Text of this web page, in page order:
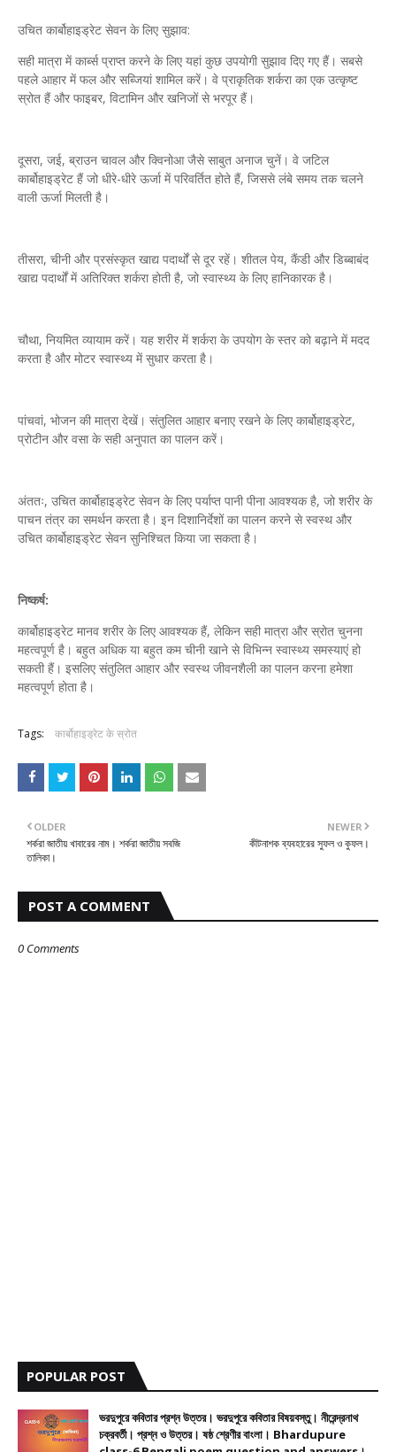
उचित कार्बोहाइड्रेट सेवन के लिए सुझाव:
सही मात्रा में कार्ब्स प्राप्त करने के लिए यहां कुछ उपयोगी सुझाव दिए गए हैं। सबसे
पहले आहार में फल और सब्जियां शामिल करें। वे प्राकृतिक शर्करा का एक उत्कृष्ट
स्रोत हैं और फाइबर, विटामिन और खनिजों से भरपूर हैं।
दूसरा, जई, ब्राउन चावल और क्विनोआ जैसे साबुत अनाज चुनें। वे जटिल
कार्बोहाइड्रेट हैं जो धीरे-धीरे ऊर्जा में परिवर्तित होते हैं, जिससे लंबे समय तक चलने
वाली ऊर्जा मिलती है।
तीसरा, चीनी और प्रसंस्कृत खाद्य पदार्थों से दूर रहें। शीतल पेय, कैंडी और डिब्बाबंद
खाद्य पदार्थों में अतिरिक्त शर्करा होती है, जो स्वास्थ्य के लिए हानिकारक है।
चौथा, नियमित व्यायाम करें। यह शरीर में शर्करा के उपयोग के स्तर को बढ़ाने में मदद
करता है और मोटर स्वास्थ्य में सुधार करता है।
पांचवां, भोजन की मात्रा देखें। संतुलित आहार बनाए रखने के लिए कार्बोहाइड्रेट,
प्रोटीन और वसा के सही अनुपात का पालन करें।
अंततः, उचित कार्बोहाइड्रेट सेवन के लिए पर्याप्त पानी पीना आवश्यक है, जो शरीर के
पाचन तंत्र का समर्थन करता है। इन दिशानिर्देशों का पालन करने से स्वस्थ और
उचित कार्बोहाइड्रेट सेवन सुनिश्चित किया जा सकता है।
निष्कर्ष:
कार्बोहाइड्रेट मानव शरीर के लिए आवश्यक हैं, लेकिन सही मात्रा और स्रोत चुनना
महत्वपूर्ण है। बहुत अधिक या बहुत कम चीनी खाने से विभिन्न स्वास्थ्य समस्याएं हो
सकती हैं। इसलिए संतुलित आहार और स्वस्थ जीवनशैली का पालन करना हमेशा
महत्वपूर्ण होता है।
Tags: कार्बोहाइड्रेट के स्रोत
NEWER
কীটনাশক ব্যবহারের সুফল ও কুফল।
OLDER
শর্করা জাতীয় খাবারের নাম। শর্করা জাতীয় সবজি
তালিকা।
POST A COMMENT
0 Comments
POPULAR POST
ভরদুপুরে কবিতার প্রশ্ন উত্তর। ভরদুপুরে কবিতার বিষয়বস্তু। নীরেন্দ্রনাথ
চক্রবর্তী। প্রশ্ন ও উত্তর। ষষ্ঠ শ্রেণীর বাংলা। Bhardupure